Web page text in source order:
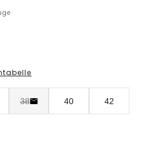
38 40 42